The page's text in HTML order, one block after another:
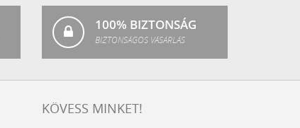
100% BIZTONSÁG
BIZTONSÁGOS VÁSÁRLÁS
KÖVESS MINKET!